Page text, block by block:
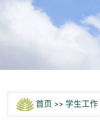
首页 >> 学生工作